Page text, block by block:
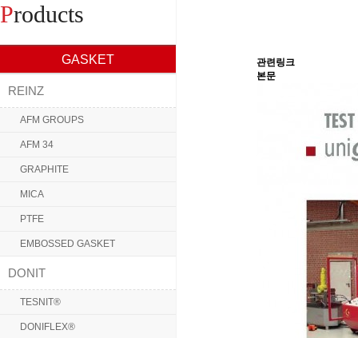
Products
GASKET
REINZ
AFM GROUPS
AFM 34
GRAPHITE
MICA
PTFE
EMBOSSED GASKET
DONIT
TESNIT®
DONIFLEX®
관련링크
본문